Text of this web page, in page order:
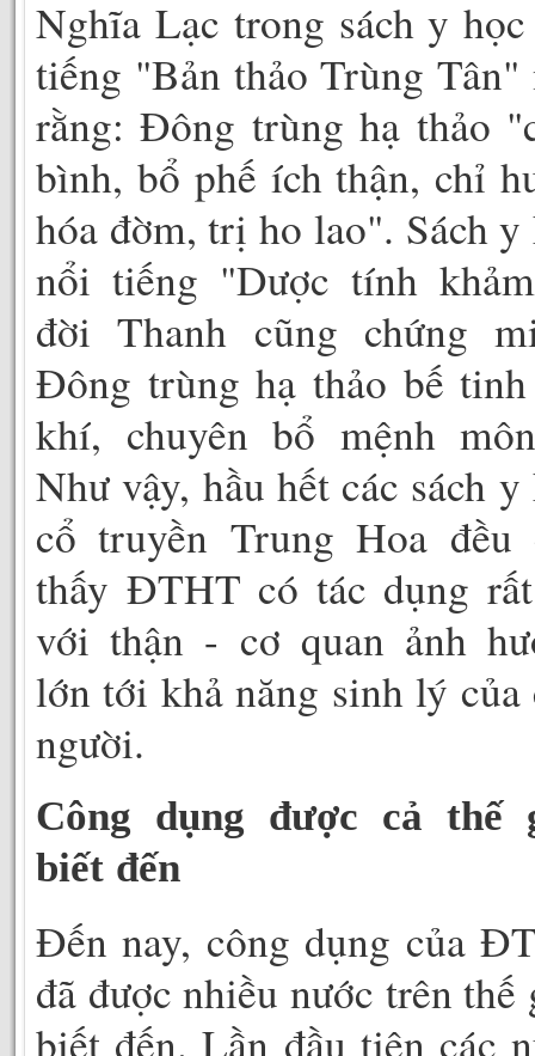
Nghĩa Lạc trong sách y
tiếng "Bản thảo Trùng Tân"
rằng: Đông trùng hạ thảo
bình, bổ phế ích thận, chỉ
hóa đờm, trị ho lao". Sách y
nổi tiếng "Dược tính
đời Thanh cũng chứng
Đông trùng hạ thảo bế
khí, chuyên bổ mệnh
Như vậy, hầu hết các sách y
cổ truyền Trung Hoa đều
thấy ĐTHT có tác dụng
với thận - cơ quan ảnh
lớn tới khả năng sinh lý của
người.
Công dụng được cả thế
biết đến
Đến nay, công dụng của
đã được nhiều nước trên thế
biết đến. Lần đầu tiên các